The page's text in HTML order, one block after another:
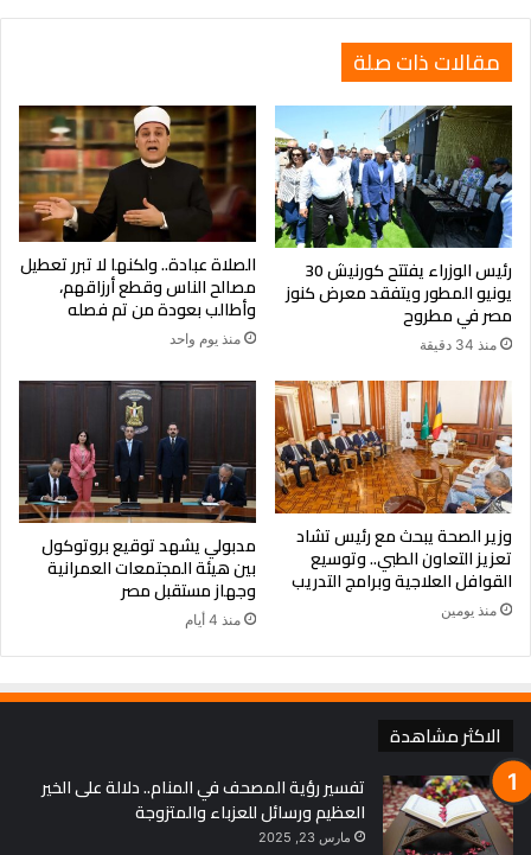
مقالات ذات صلة
رئيس الوزراء يفتتح كورنيش 30
يونيو المطور ويتفقد معرض كنوز
مصر في مطروح
منذ 34 دقيقة
الصلاة عبادة.. ولكنها لا تبرر تعطيل
مصالح الناس وقطع أرزاقهم،
وأطالب بعودة من تم فصله
منذ يوم واحد
وزير الصحة يبحث مع رئيس تشاد
تعزيز التعاون الطبي.. وتوسيع
القوافل العلاجية وبرامج التدريب
منذ يومين
مدبولي يشهد توقيع بروتوكول
بين هيئة المجتمعات العمرانية
وجهاز مستقبل مصر
منذ 4 أيام
الاكثر مشاهدة
تفسير رؤية المصحف في المنام.. دلالة على الخير
العظيم ورسائل للعزباء والمتزوجة
مارس 23, 2025